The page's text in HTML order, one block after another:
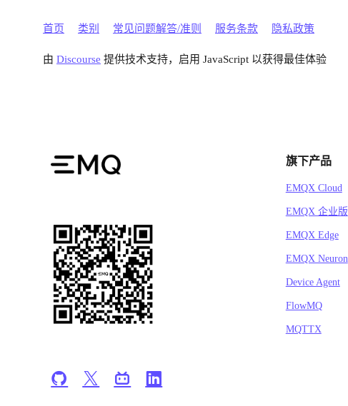
首页 类别 常见问题解答/准则 服务条款 隐私政策
由 Discourse 提供技术支持，启用 JavaScript 以获得最佳体验
旗下产品
EMQX Cloud
EMQX 企业版
EMQX Edge
EMQX Neuron
Device Agent
FlowMQ
MQTTX